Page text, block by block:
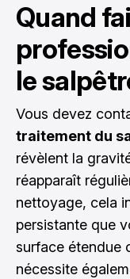
Quand
le
Vous devez
traitement du
révèlent la
réapparaît
nettoyage, cela
persistante que
surface étendue
nécessite